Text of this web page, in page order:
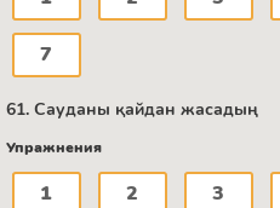
7
61. Сауданы қайдан жасадың
Упражнения
1 2 3